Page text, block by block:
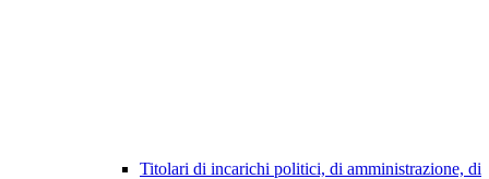
Titolari di incarichi politici, di amministrazione, di